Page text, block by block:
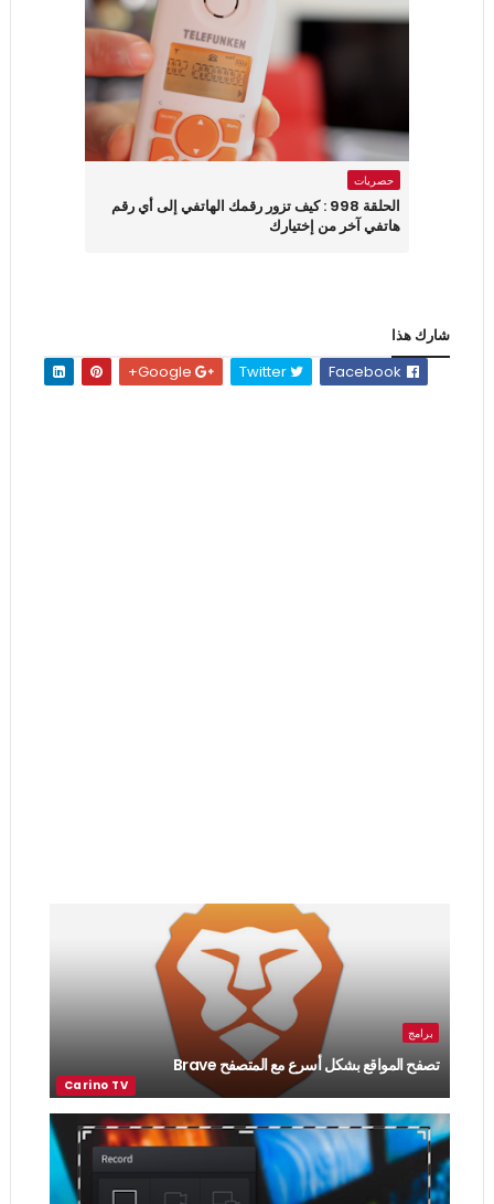
حصريات
الحلقة 998 : كيف تزور رقمك الهاتفي إلى أي رقم
هاتفي آخر من إختيارك
شارك هذا
Twitter
برامج
تصفح المواقع بشكل أسرع مع المتصفح Brave